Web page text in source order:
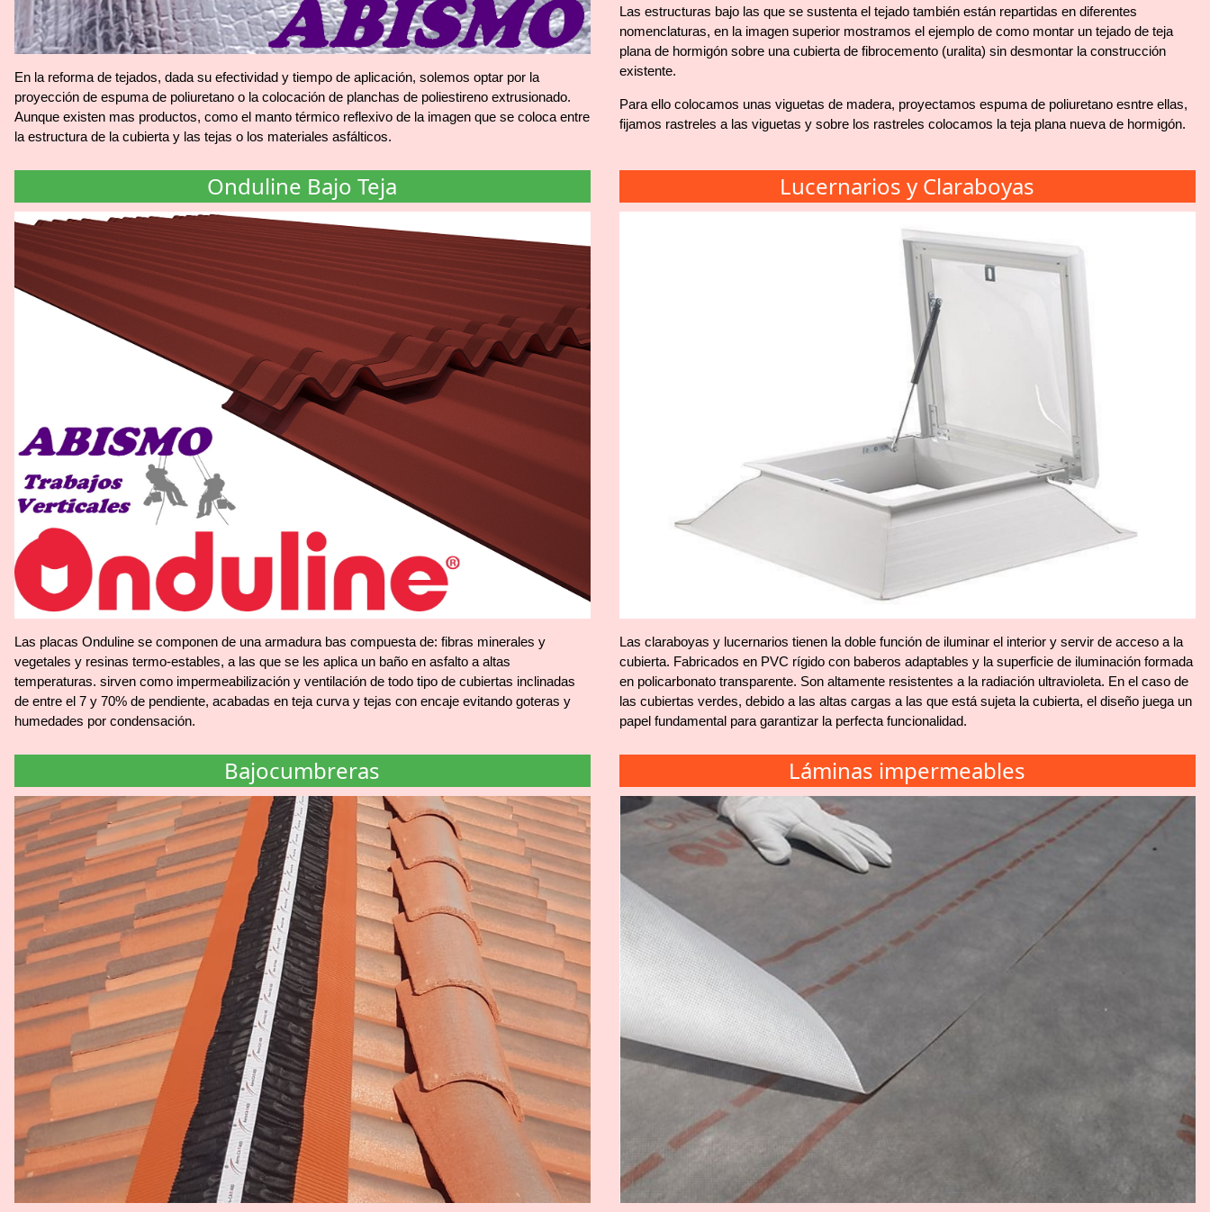
En la reforma de tejados, dada su efectividad y tiempo de aplicación, solemos optar por la
proyección de espuma de poliuretano o la colocación de planchas de poliestireno extrusionado.
Aunque existen mas productos, como el manto térmico reflexivo de la imagen que se coloca entre
la estructura de la cubierta y las tejas o los materiales asfálticos.
Las estructuras bajo las que se sustenta el tejado también están repartidas en diferentes
nomenclaturas, en la imagen superior mostramos el ejemplo de como montar un tejado de teja
plana de hormigón sobre una cubierta de fibrocemento (uralita) sin desmontar la construcción
existente.
Para ello colocamos unas viguetas de madera, proyectamos espuma de poliuretano esntre ellas,
fijamos rastreles a las viguetas y sobre los rastreles colocamos la teja plana nueva de hormigón.
Onduline Bajo Teja
Las placas Onduline se componen de una armadura bas compuesta de: fibras minerales y
vegetales y resinas termo-estables, a las que se les aplica un baño en asfalto a altas
temperaturas. sirven como impermeabilización y ventilación de todo tipo de cubiertas inclinadas
de entre el 7 y 70% de pendiente, acabadas en teja curva y tejas con encaje evitando goteras y
humedades por condensación.
Lucernarios y Claraboyas
Las claraboyas y lucernarios tienen la doble función de iluminar el interior y servir de acceso a la
cubierta. Fabricados en PVC rígido con baberos adaptables y la superficie de iluminación formada
en policarbonato transparente. Son altamente resistentes a la radiación ultravioleta. En el caso de
las cubiertas verdes, debido a las altas cargas a las que está sujeta la cubierta, el diseño juega un
papel fundamental para garantizar la perfecta funcionalidad.
Bajocumbreras Láminas impermeables